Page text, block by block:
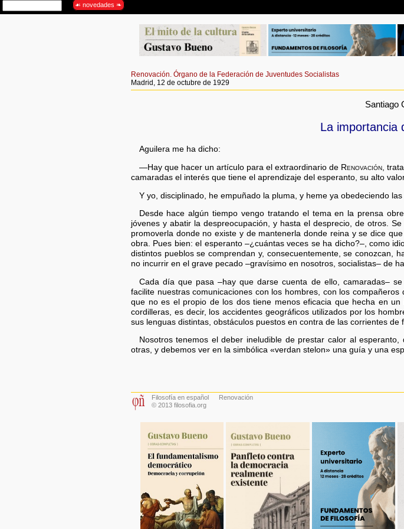
Renovación. Órgano de la Federación de Juventudes Socialistas
Madrid, 12 de octubre de 1929
Santiago
La importancia
Aguilera me ha dicho:
—Hay que hacer un artículo para el extraordinario de Renovación ,
camaradas el interés que tiene el aprendizaje del esperanto, su alto
Y yo, disciplinado, he empuñado la pluma, y heme ya obedeciendo
Desde hace algún tiempo vengo tratando el tema en la prensa
jóvenes y abatir la despreocupación, y hasta el desprecio, de otros.
promoverla donde no existe y de mantenerla donde reina y se dice
obra. Pues bien: el esperanto –¿cuántas veces se ha dicho?–, como
distintos pueblos se comprendan y, consecuentemente, se conozcan,
no incurrir en el grave pecado –gravísimo en nosotros, socialistas– de
Cada día que pasa –hay que darse cuenta de ello, camaradas–
facilite nuestras comunicaciones con los hombres, con los
que no es el propio de los dos tiene menos eficacia que hecha en
cordilleras, es decir, los accidentes geográficos utilizados por los
sus lenguas distintas, obstáculos puestos en contra de las corrientes
Nosotros tenemos el deber ineludible de prestar calor al
otras, y debemos ver en la simbólica «verdan stelon» una guía y una
Filosofía en español
© 2013 filosofia.org
Renovación